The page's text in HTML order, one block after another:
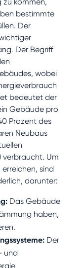
bestimmte
Der
Der Begriff
wobei
bedeutet der
Gebäude pro
Prozent des
Neubaus
verbraucht. Um
sind
darunter:
Das Gebäude
haben,
Der
und